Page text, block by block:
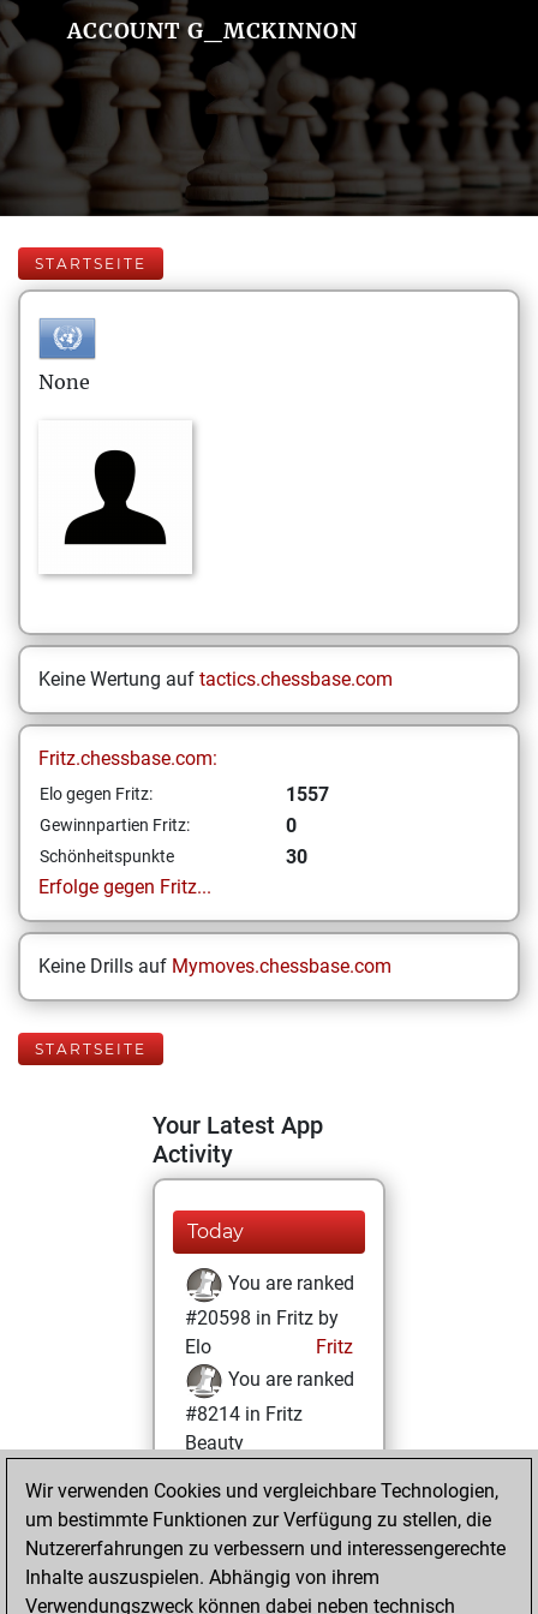
ACCOUNT G_MCKINNON
STARTSEITE
None
Keine Wertung auf tactics.chessbase.com
Fritz.chessbase.com:
Elo gegen Fritz: 1557
Gewinnpartien Fritz: 0
Schönheitspunkte
30
Erfolge gegen Fritz...
Keine Drills auf Mymoves.chessbase.com
STARTSEITE
Your Latest App
Activity
Today
You are ranked
#20598 in Fritz by
Elo
Fritz
You are ranked
#8214 in Fritz
Beauty
Freitag,
Dezember 15,
2023
You achieved a
Wir verwenden Cookies und vergleichbare Technologien,
um bestimmte Funktionen zur Verfügung zu stellen, die
Nutzererfahrungen zu verbessern und interessengerechte
Inhalte auszuspielen. Abhängig von ihrem
Verwendungszweck können dabei neben technisch